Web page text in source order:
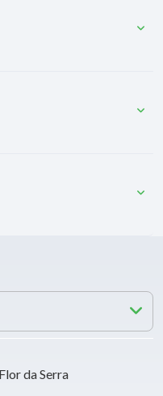
da Serra